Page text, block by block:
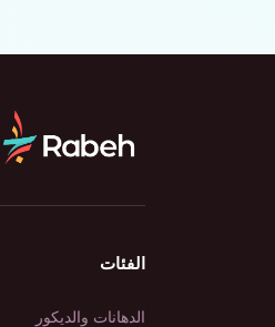
الفئات
الدهانات والديكور